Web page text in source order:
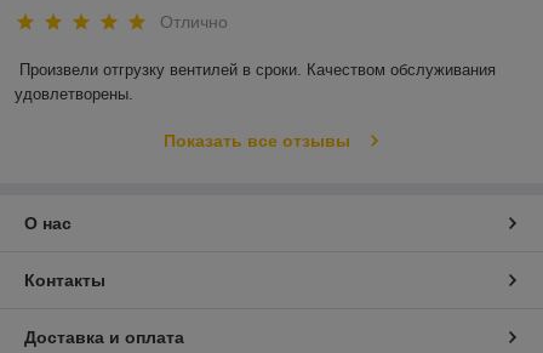
Отлично
Произвели отгрузку вентилей в сроки. Качеством обслуживания
удовлетворены.
Показать все отзывы
О нас
Контакты
Доставка и оплата